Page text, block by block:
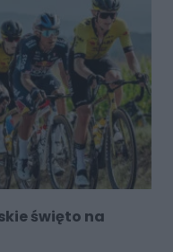
święto na